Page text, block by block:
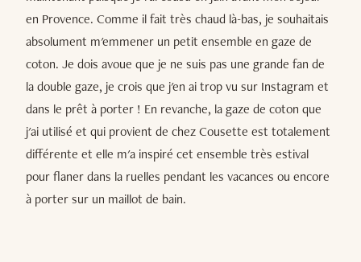
en Provence. Comme il fait très chaud là-bas, je souhaitais
absolument m'emmener un petit ensemble en gaze de
coton. Je dois avoue que je ne suis pas une grande fan de
la double gaze, je crois que j'en ai trop vu sur Instagram et
dans le prêt à porter ! En revanche, la gaze de coton que
j'ai utilisé et qui provient de chez Cousette est totalement
différente et elle m'a inspiré cet ensemble très estival
pour flaner dans la ruelles pendant les vacances ou encore
à porter sur un maillot de bain.